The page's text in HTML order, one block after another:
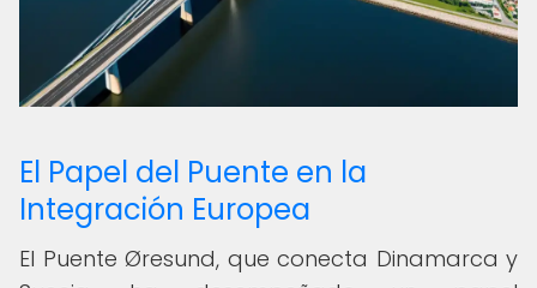
El Papel del Puente en la
Integración Europea
El Puente Øresund, que conecta Dinamarca y